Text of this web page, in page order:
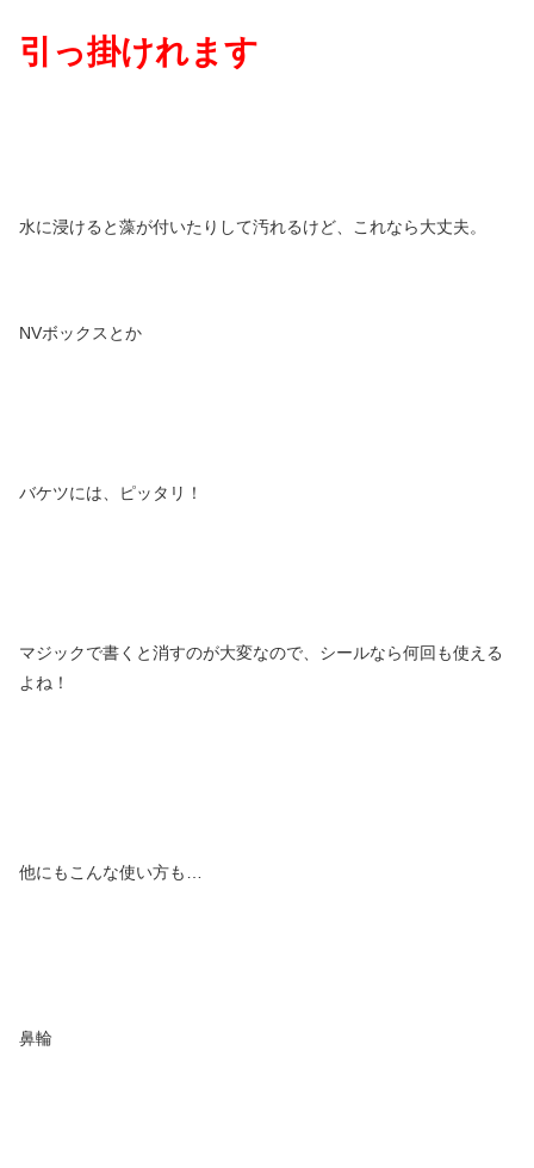
引っ掛けれます
水に浸けると藻が付いたりして汚れるけど、これなら大丈夫。
NVボックスとか
バケツには、ピッタリ！
マジックで書くと消すのが大変なので、シールなら何回も使える
よね！
他にもこんな使い方も…
鼻輪